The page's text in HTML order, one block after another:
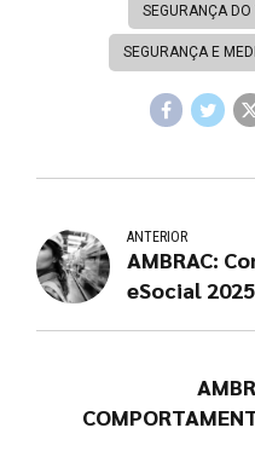
SEGURANÇA
SEGURANÇA E
ANTERIOR
AMBRAC:
eSocial 2025